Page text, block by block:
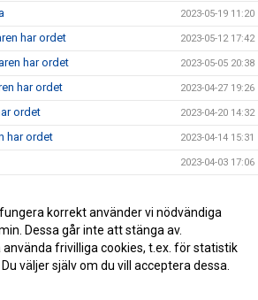
2023-05-19 11:20
har ordet 2023-05-12 17:42
har ordet 2023-05-05 20:38
har ordet 2023-04-27 19:26
ordet 2023-04-20 14:32
har ordet 2023-04-14 15:31
2023-04-03 17:06
2021-09-13 20:58
2021-09-09 16:37
korrekt använder vi nödvändiga
Dessa går inte att stänga av.
använda frivilliga cookies, t.ex. för statistik
väljer själv om du vill acceptera dessa.